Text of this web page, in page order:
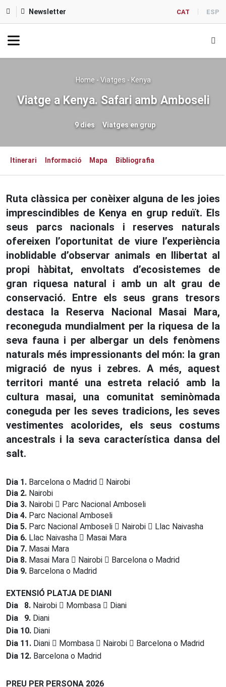
Newsletter CAT ESP
Home - Viatges - Kenya
Viatge a Kenya. Safari amb Amboseli
9 dies Viatges en grup
Itinerari Informació Mapa Bibliografia
Ruta clàssica per conèixer alguna de les joies
imprescindibles de Kenya en grup reduït. Els
seus parcs nacionals i reserves naturals
ofereixen l’oportunitat de viure l’experiència
inoblidable d’observar animals en llibertat al
propi hàbitat, envoltats d’ecosistemes de
gran riquesa natural i amb un alt grau de
conservació. Entre els seus grans tresors
destaca la Reserva Nacional Masai Mara,
reconeguda mundialment per la riquesa de la
seva fauna i per albergar un dels fenòmens
naturals més impressionants del món: la gran
migració de nyus i zebres. A més, aquest
territori manté una estreta relació amb la
cultura masai, una comunitat seminòmada
coneguda per les seves tradicions, les seves
vestimentes acolorides, els seus costums
ancestrals i la seva característica dansa del
salt.
Dia 1. Barcelona o Madrid
Nairobi
Dia 2. Nairobi
Dia 3. Nairobi
Parc Nacional Amboseli
Dia 4. Parc Nacional Amboseli
Dia 5. Parc Nacional Amboseli Nairobi
Llac Naivasha
Dia 6. Llac Naivasha
Masai Mara
Dia 7. Masai Mara
Dia 8. Masai Mara Nairobi
Barcelona o Madrid
Dia 9. Barcelona o Madrid
EXTENSIÓ PLATJA DE DIANI
Dia
8. Nairobi Mombasa
Diani
Dia 9. Diani
Dia 10. Diani
Dia 11. Diani Mombasa Nairobi
Barcelona o Madrid
Dia 12. Barcelona o Madrid
PREU PER PERSONA 2026